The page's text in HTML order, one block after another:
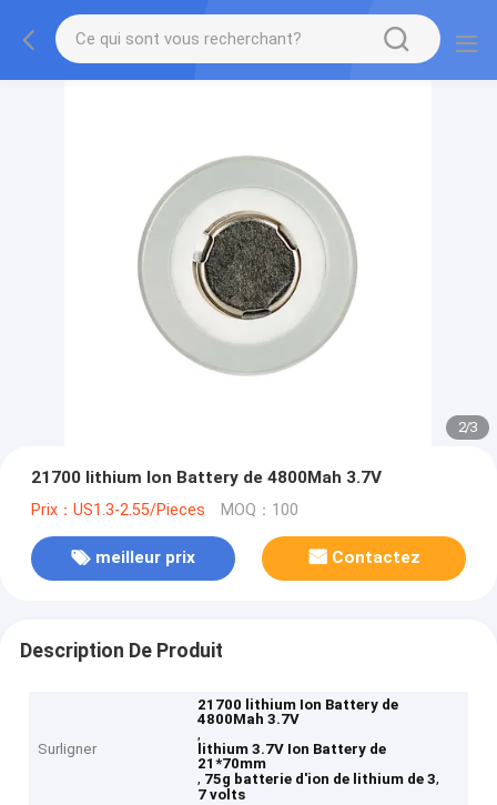
2/3
21700 lithium Ion Battery de 4800Mah 3.7V
Prix：US1.3-2.55/Pieces MOQ：100
meilleur prix Contactez
Description De Produit
Surligner
21700 lithium Ion Battery de
4800Mah 3.7V
,
lithium 3.7V Ion Battery de
21*70mm
, 75g batterie d'ion de lithium de 3,
7 volts